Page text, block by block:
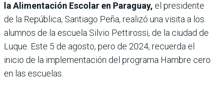
la Alimentación Escolar en Paraguay, el presidente
de la República, Santiago Peña, realizó una visita a los
alumnos de la escuela Silvio Pettirossi, de la ciudad de
Luque. Este 5 de agosto, pero de 2024, recuerda el
inicio de la implementación del programa Hambre cero
en las escuelas.